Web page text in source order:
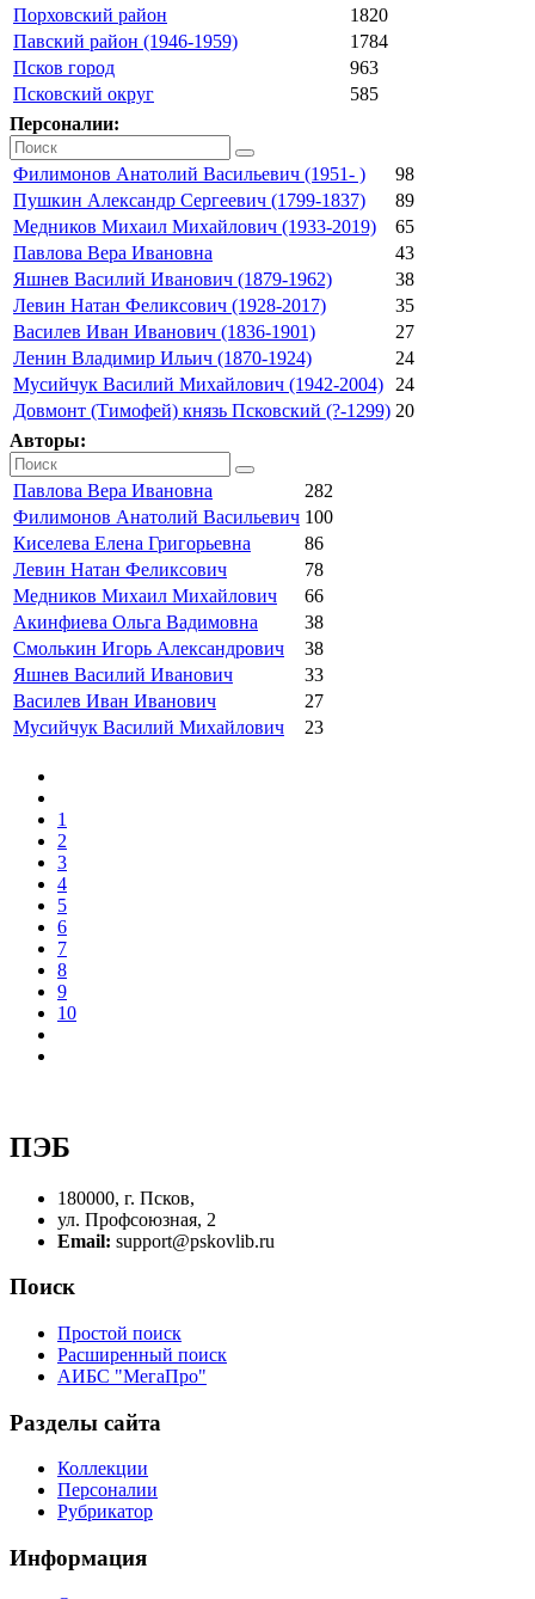
Порховский район
1820
Павский район (1946-1959)
1784
Псков город
963
Псковский округ
585
Персоналии:
Филимонов Анатолий Васильевич (1951- )
98
Пушкин Александр Сергеевич (1799-1837)
89
Медников Михаил Михайлович (1933-2019)
65
Павлова Вера Ивановна
43
Яшнев Василий Иванович (1879-1962)
38
Левин Натан Феликсович (1928-2017)
35
Василев Иван Иванович (1836-1901)
27
Ленин Владимир Ильич (1870-1924)
24
Мусийчук Василий Михайлович (1942-2004)
24
Довмонт (Тимофей) князь Псковский (?-1299) 20
Авторы:
Павлова Вера Ивановна
282
Филимонов Анатолий Васильевич 100
Киселева Елена Григорьевна
86
Левин Натан Феликсович
78
Медников Михаил Михайлович
66
Акинфиева Ольга Вадимовна
38
Смолькин Игорь Александрович
38
Яшнев Василий Иванович
33
Василев Иван Иванович
27
Мусийчук Василий Михайлович
23
1
2
3
4
5
6
7
8
9
10
ПЭБ
180000, г. Псков,
ул. Профсоюзная, 2
Email: support@pskovlib.ru
Поиск
Простой поиск
Расширенный поиск
АИБС "МегаПро"
Разделы сайта
Коллекции
Персоналии
Рубрикатор
Информация